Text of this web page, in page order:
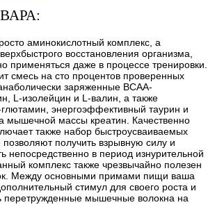
аминокислотный комплекс, а
восстановления организма,
применяться даже в процессе тренировки.
смесь на сто процентов проверенных
заряженные ВСАА-
L-изолейцин и L-валин, а также
глютамин, энергоэффективный таурин и
мышечной массы креатин. Качественно
также набор быстроусваиваемых
позволяют получить взрывную силу и
непосредственно в период изнурительной
комплекс также чрезвычайно полезен
Между основными примами пищи ваша
стимул для своего роста и
перетружденные мышечные волокна на